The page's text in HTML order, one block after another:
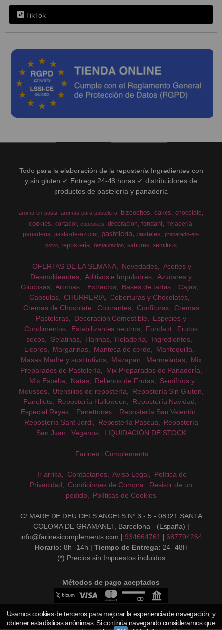
TikTok
Todo para la elaboración de la repostería Ingredientes con
y sin gluten ✓ Entrega 24-48 horas ✓ distribuidores de
productos de pastelería y panadería
aroma-en-pasta aromas-para-pasteleria bizcochos cakes chocolate
cookies cortador cupcakes decoracion fondant
heladeria
panaderia pasta-de-azucar pasteleria pasteles
preparado-en-
polvo
reposteria restauracion sabores semifrios
OFERTAS DE LA SEMANA Novedades
Aceites y
Desmoldeantes
Aditivos e Impulsores
Azucares y
Glucosas
Aromas Extractos Bases de tartas
Cajas
Capsulas
CHURRERIA
Coberturas y Chocolates
Cremas de Chocolate
Colorantes Confituras
Cremas
Pasteleras
Decoración Comestible
Especies y
Condimentos
Estabilizantes neutros Fondant
Frutos
secos
Gelatinas Harinas Heladería
Ingredientes
Licores
Margarinas Manteca de cerdo
Mantequilla
Masas Madre y sustitutivos
Mazapan Mermeladas
Mix
Preparados de Pastelería
Mix Preparados de PanaderÍa
Mix Espelta
Natas Rellenos de Frutas
Semifríos y
Mousses
Utensilios de repostería
Repostería Sin Gluten
Panellets
Repostería Halloween
Repostería Navidad
Especial Reyes
Panettones
Repostería San Valentín
Repostería Sant Jordi
Repostería Pascua
Repostería
San Juan
Veganos LIQUIDACIÓN DE STOCK
Farines i Complements
Ir arriba Contáctanos Aviso Legal
Política de
Privacidad
Condiciones de Compra
Desistir de un
pedido
Políticas de Cookies
C/ MARE DE DEU DELS ANGELS Nº 3 - 5 - 08921 SANTA
COLOMA DE GRAMANET, Barcelona - (España) |
info@farinesicomplements.com | 934664761 | 687794264
Horario: 8h -14h | Tiempo de Entrega: 24- 48H
(*) Precios sin Impuestos incluidos
Métodos de pago aceptados
Usamos cookies de terceros para mejorar la experiencia de navegación, y
obtener estadísticas anónimas. Si continúa navegando consideramos que